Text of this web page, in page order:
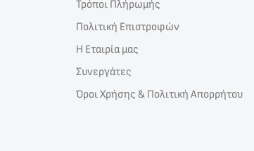
Τρόποι Πλήρωμής
Πολιτική Επιστροφών
Η Εταιρία μας
Συνεργάτες
Όροι Χρήσης & Πολιτική Απορρήτου